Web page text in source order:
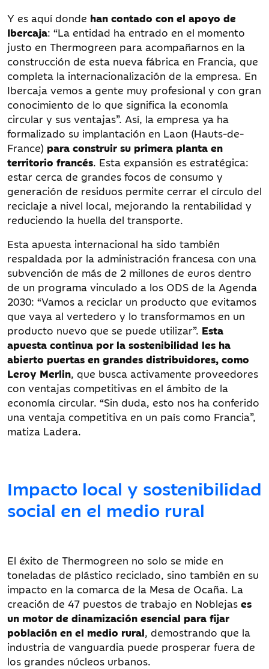
Y es aquí donde han contado con el apoyo de
Ibercaja: “La entidad ha entrado en el momento
justo en Thermogreen para acompañarnos en la
construcción de esta nueva fábrica en Francia, que
completa la internacionalización de la empresa. En
Ibercaja vemos a gente muy profesional y con gran
conocimiento de lo que significa la economía
circular y sus ventajas”. Así, la empresa ya ha
formalizado su implantación en Laon (Hauts-de-
France) para construir su primera planta en
territorio francés. Esta expansión es estratégica:
estar cerca de grandes focos de consumo y
generación de residuos permite cerrar el círculo del
reciclaje a nivel local, mejorando la rentabilidad y
reduciendo la huella del transporte.
Esta apuesta internacional ha sido también
respaldada por la administración francesa con una
subvención de más de 2 millones de euros dentro
de un programa vinculado a los ODS de la Agenda
2030: “Vamos a reciclar un producto que evitamos
que vaya al vertedero y lo transformamos en un
producto nuevo que se puede utilizar”. Esta
apuesta continua por la sostenibilidad les ha
abierto puertas en grandes distribuidores, como
Leroy Merlin, que busca activamente proveedores
con ventajas competitivas en el ámbito de la
economía circular. “Sin duda, esto nos ha conferido
una ventaja competitiva en un país como Francia”,
matiza Ladera.
Impacto local y sostenibilidad
social en el medio rural
El éxito de Thermogreen no solo se mide en
toneladas de plástico reciclado, sino también en su
impacto en la comarca de la Mesa de Ocaña. La
creación de 47 puestos de trabajo en Noblejas es
un motor de dinamización esencial para fijar
población en el medio rural, demostrando que la
industria de vanguardia puede prosperar fuera de
los grandes núcleos urbanos.